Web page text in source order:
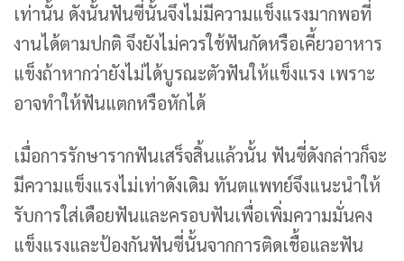
เท่านั้น ดังนั้นฟันซี่นั้นจึงไม่มีความแข็งแรงมากพอที่
งานได้ตามปกติ จึงยังไม่ควรใช้ฟันกัดหรือเคี้ยวอาหาร
แข็งถ้าหากว่ายังไม่ได้บูรณะตัวฟันให้แข็งแรง เพราะ
อาจทำให้ฟันแตกหรือหักได้
เมื่อการรักษารากฟันเสร็จสิ้นแล้วนั้น ฟันซี่ดังกล่าวก็จะ
มีความแข็งแรงไม่เท่าดังเดิม ทันตแพทย์จึงแนะนำให้
รับการใส่เดือยฟันและครอบฟันเพื่อเพิ่มความมั่นคง
แข็งแรงและป้องกันฟันซี่นั้นจากการติดเชื้อและฟัน